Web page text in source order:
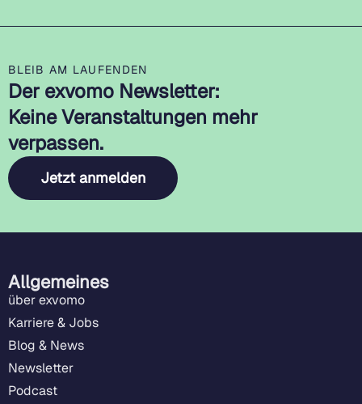
BLEIB AM LAUFENDEN
Der exvomo Newsletter:
Keine Veranstaltungen mehr
verpassen.
Jetzt anmelden
Allgemeines
über exvomo
Karriere & Jobs
Blog & News
Newsletter
Podcast